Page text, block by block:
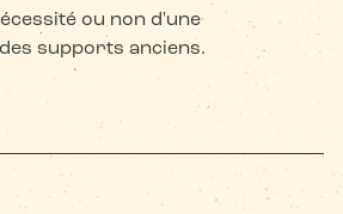
ou non d'une
supports anciens.